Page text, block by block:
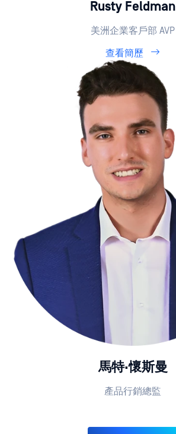
Rusty Feldman
美洲企業客戶部 AVP
查看簡歷
馬特·懷斯曼
產品行銷總監